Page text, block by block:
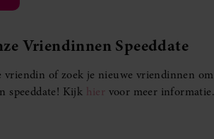
Vriendinnen Speeddate
vriendin of zoek je nieuwe vriendinnen
speeddate! Kijk hier voor meer informatie.